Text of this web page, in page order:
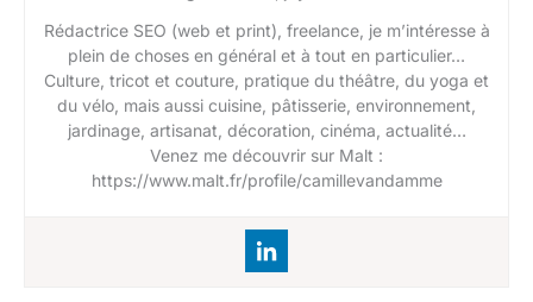
Rédactrice SEO (web et print), freelance, je m’intéresse à
plein de choses en général et à tout en particulier…
Culture, tricot et couture, pratique du théâtre, du yoga et
du vélo, mais aussi cuisine, pâtisserie, environnement,
jardinage, artisanat, décoration, cinéma, actualité…
Venez me découvrir sur Malt :
https://www.malt.fr/profile/camillevandamme